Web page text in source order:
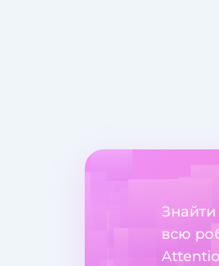
всю